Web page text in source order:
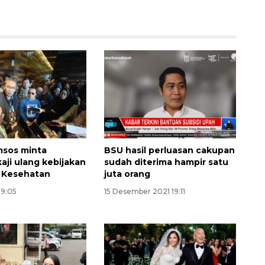
minta
ulang kebijakan
Kesehatan
BSU hasil perluasan cakupan
sudah diterima hampir satu
juta orang
15 Desember 2021 19:11
Memberantas kejahatan
jalanan Jakarta
2026-08-05 18:00:00